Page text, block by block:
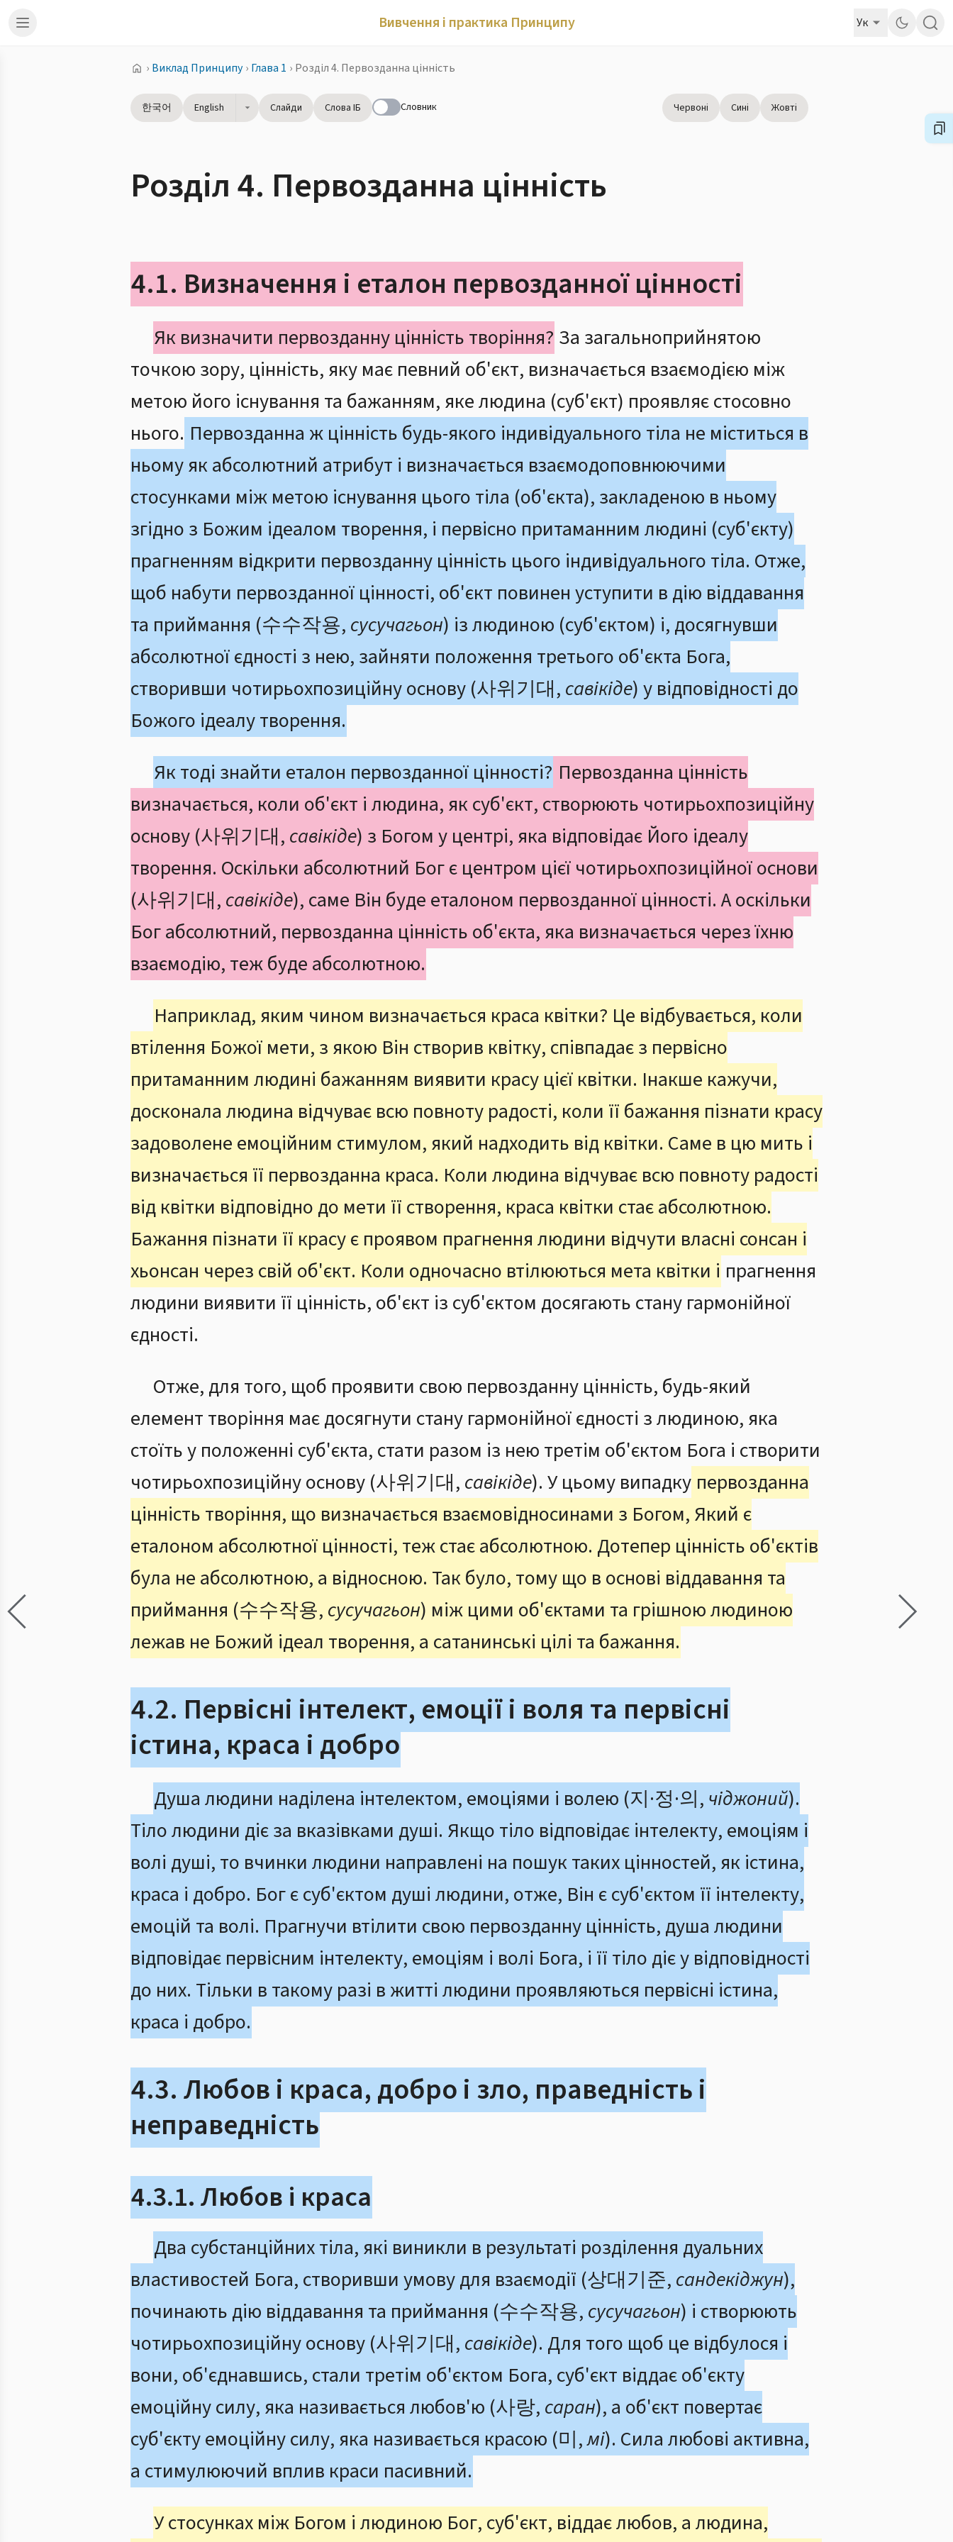
Вивчення і практика Принципу Ук
› Виклад Принципу › Глава 1 › Розділ 4. Первозданна цінність
한국어 English Слайди Слова ІБ Словник Червоні Сині Жовті
Розділ 4. Первозданна цінність
4.1. Визначення і еталон первозданної цінності
Як визначити первозданну цінність творіння? За загальноприйнятою
точкою зору, цінність, яку має певний об'єкт, визначається взаємодією між
метою його існування та бажанням, яке людина (суб'єкт) проявляє стосовно
нього. Первозданна ж цінність будь-якого індивідуального тіла не міститься в
ньому як абсолютний атрибут і визначається взаємодоповнюючими
стосунками між метою існування цього тіла (об'єкта), закладеною в ньому
згідно з Божим ідеалом творення, і первісно притаманним людині (суб'єкту)
прагненням відкрити первозданну цінність цього індивідуального тіла. Отже,
щоб набути первозданної цінності, об'єкт повинен уступити в дію віддавання
та приймання (수수작용, сусучагьон) із людиною (суб'єктом) і, досягнувши
абсолютної єдності з нею, зайняти положення третього об'єкта Бога,
створивши чотирьохпозиційну основу (사위기대, савікіде) у відповідності до
Божого ідеалу творення.
Як тоді знайти еталон первозданної цінності? Первозданна цінність
визначається, коли об'єкт і людина, як суб'єкт, створюють чотирьохпозиційну
основу (사위기대, савікіде) з Богом у центрі, яка відповідає Його ідеалу
творення. Оскільки абсолютний Бог є центром цієї чотирьохпозиційної основи
(사위기대, савікіде), саме Він буде еталоном первозданної цінності. А оскільки
Бог абсолютний, первозданна цінність об'єкта, яка визначається через їхню
взаємодію, теж буде абсолютною.
Наприклад, яким чином визначається краса квітки? Це відбувається, коли
втілення Божої мети, з якою Він створив квітку, співпадає з первісно
притаманним людині бажанням виявити красу цієї квітки. Інакше кажучи,
досконала людина відчуває всю повноту радості, коли її бажання пізнати красу
задоволене емоційним стимулом, який надходить від квітки. Саме в цю мить і
визначається її первозданна краса. Коли людина відчуває всю повноту радості
від квітки відповідно до мети її створення, краса квітки стає абсолютною.
Бажання пізнати її красу є проявом прагнення людини відчути власні сонсан і
хьонсан через свій об'єкт. Коли одночасно втілюються мета квітки і прагнення
людини виявити її цінність, об'єкт із суб'єктом досягають стану гармонійної
єдності.
Отже, для того, щоб проявити свою первозданну цінність, будь-який
елемент творіння має досягнути стану гармонійної єдності з людиною, яка
стоїть у положенні суб'єкта, стати разом із нею третім об'єктом Бога і створити
чотирьохпозиційну основу (사위기대, савікіде). У цьому випадку первозданна
цінність творіння, що визначається взаємовідносинами з Богом, Який є
еталоном абсолютної цінності, теж стає абсолютною. Дотепер цінність об'єктів
була не абсолютною, а відносною. Так було, тому що в основі віддавання та
приймання (수수작용, сусучагьон) між цими об'єктами та грішною людиною
лежав не Божий ідеал творення, а сатанинські цілі та бажання.
4.2. Первісні інтелект, емоції і воля та первісні
істина, краса і добро
Душа людини наділена інтелектом, емоціями і волею (지·정·의, чіджоний).
Тіло людини діє за вказівками душі. Якщо тіло відповідає інтелекту, емоціям і
волі душі, то вчинки людини направлені на пошук таких цінностей, як істина,
краса і добро. Бог є суб'єктом душі людини, отже, Він є суб'єктом її інтелекту,
емоцій та волі. Прагнучи втілити свою первозданну цінність, душа людини
відповідає первісним інтелекту, емоціям і волі Бога, і її тіло діє у відповідності
до них. Тільки в такому разі в житті людини проявляються первісні істина,
краса і добро.
4.3. Любов і краса, добро і зло, праведність і
неправедність
4.3.1. Любов і краса
Два субстанційних тіла, які виникли в результаті розділення дуальних
властивостей Бога, створивши умову для взаємодії (상대기준, сандекіджун),
починають дію віддавання та приймання (수수작용, сусучагьон) і створюють
чотирьохпозиційну основу (사위기대, савікіде). Для того щоб це відбулося і
вони, об'єднавшись, стали третім об'єктом Бога, суб'єкт віддає об'єкту
емоційну силу, яка називається любов'ю (사랑, саран), а об'єкт повертає
суб'єкту емоційну силу, яка називається красою (미,мі). Сила любові активна,
а стимулюючий вплив краси пасивний.
У стосунках між Богом і людиною Бог, суб'єкт, віддає любов, а людина,